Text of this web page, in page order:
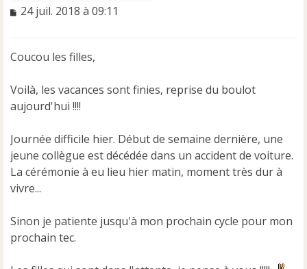
M
a
e
n
o
l
u
24 juil. 2018 à 09:11
Coucou les filles,
Voilà, les vacances sont finies, reprise du boulot
aujourd'hui !!!!
Journée difficile hier. Début de semaine dernière, une
jeune collègue est décédée dans un accident de voiture.
La cérémonie à eu lieu hier matin, moment très dur à
vivre...
Sinon je patiente jusqu'à mon prochain cycle pour mon
prochain tec.